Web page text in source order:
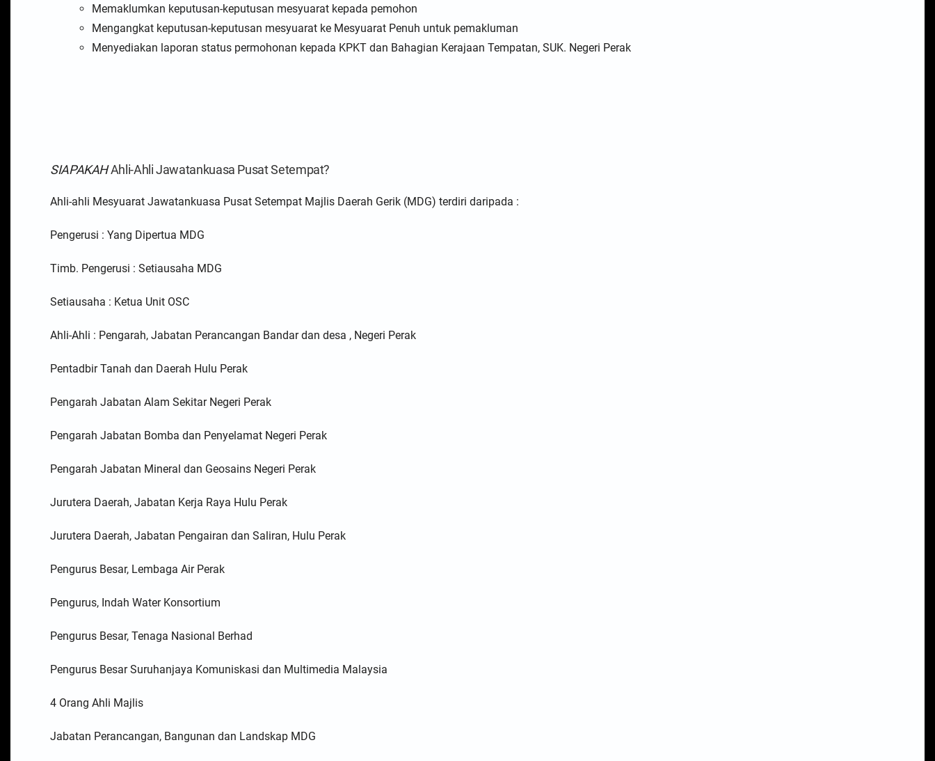
Memaklumkan keputusan-keputusan mesyuarat kepada pemohon
Mengangkat keputusan-keputusan mesyuarat ke Mesyuarat Penuh untuk pemakluman
Menyediakan laporan status permohonan kepada KPKT dan Bahagian Kerajaan Tempatan, SUK. Negeri Perak
SIAPAKAHAhli-Ahli Jawatankuasa Pusat Setempat?
Ahli-ahli Mesyuarat Jawatankuasa Pusat Setempat Majlis Daerah Gerik (MDG) terdiri daripada :
Pengerusi : Yang Dipertua MDG
Timb. Pengerusi : Setiausaha MDG
Setiausaha : Ketua Unit OSC
Ahli-Ahli : Pengarah, Jabatan Perancangan Bandar dan desa , Negeri Perak
Pentadbir Tanah dan Daerah Hulu Perak
Pengarah Jabatan Alam Sekitar Negeri Perak
Pengarah Jabatan Bomba dan Penyelamat Negeri Perak
Pengarah Jabatan Mineral dan Geosains Negeri Perak
Jurutera Daerah, Jabatan Kerja Raya Hulu Perak
Jurutera Daerah, Jabatan Pengairan dan Saliran, Hulu Perak
Pengurus Besar, Lembaga Air Perak
Pengurus, Indah Water Konsortium
Pengurus Besar, Tenaga Nasional Berhad
Pengurus Besar Suruhanjaya Komuniskasi dan Multimedia Malaysia
4 Orang Ahli Majlis
Jabatan Perancangan, Bangunan dan Landskap MDG